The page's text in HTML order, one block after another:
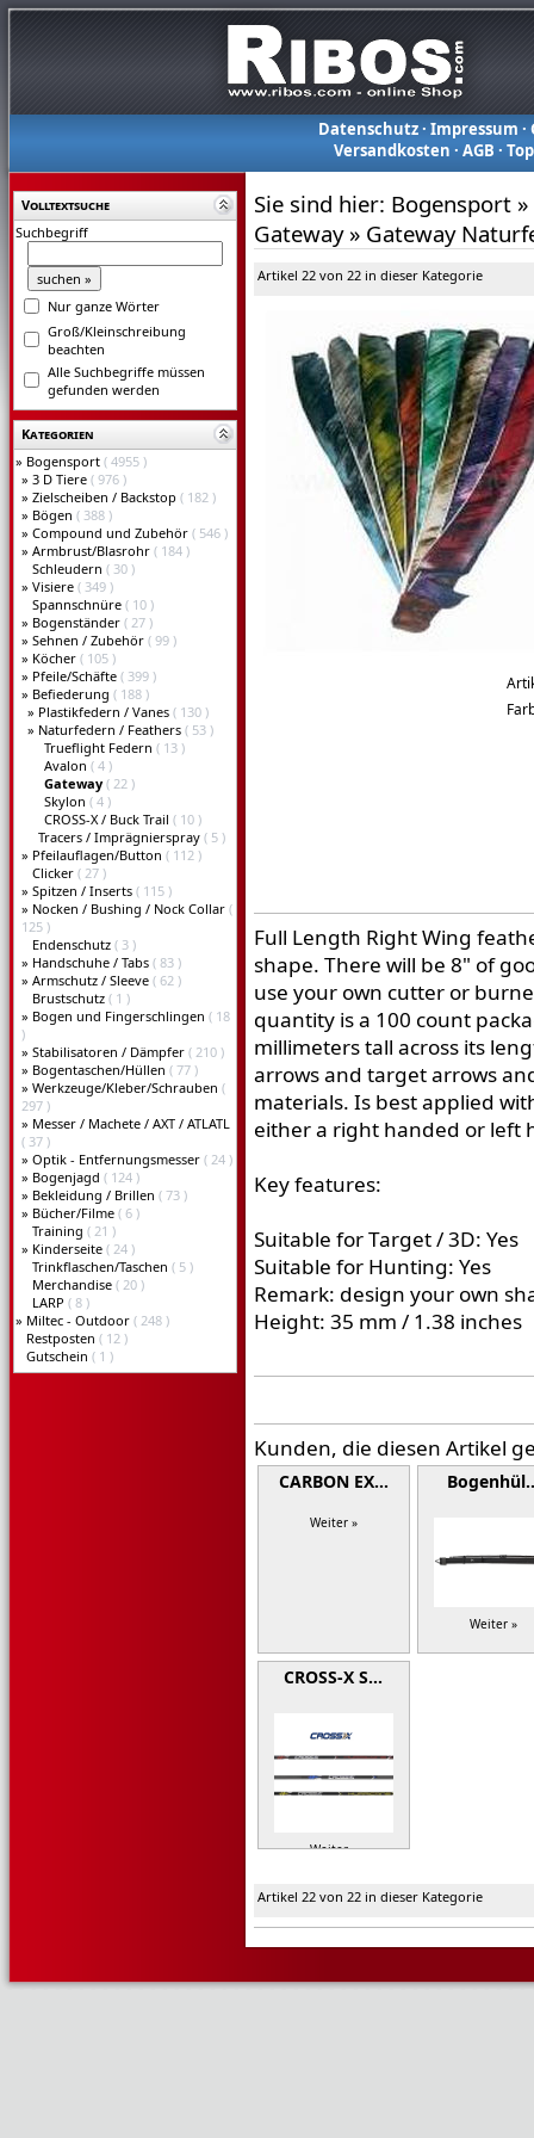
Datenschutz· Impressum ·
Versandkosten ·AGB ·
Volltextsuche
Suchbegriff
Nur ganze Wörter
Groß/Kleinschreibung
beachten
Alle Suchbegriffe müssen
gefunden werden
Kategorien
» Bogensport ( 4955 )
» 3 D Tiere ( 976 )
» Zielscheiben / Backstop ( 182 )
» Bögen ( 388 )
» Compound und Zubehör ( 546 )
» Armbrust/Blasrohr ( 184 )
Schleudern ( 30 )
» Visiere ( 349 )
Spannschnüre ( 10 )
» Bogenständer ( 27 )
» Sehnen / Zubehör ( 99 )
» Köcher ( 105 )
» Pfeile/Schäfte ( 399 )
» Befiederung ( 188 )
» Plastikfedern / Vanes ( 130 )
» Naturfedern / Feathers ( 53 )
Trueflight Federn ( 13 )
Avalon ( 4 )
Gateway ( 22 )
Skylon ( 4 )
CROSS-X / Buck Trail ( 10 )
Tracers / Imprägnierspray ( 5 )
» Pfeilauflagen/Button ( 112 )
Clicker ( 27 )
» Spitzen / Inserts ( 115 )
» Nocken / Bushing / Nock Collar (
125 )
Endenschutz ( 3 )
» Handschuhe / Tabs ( 83 )
» Armschutz / Sleeve ( 62 )
Brustschutz ( 1 )
» Bogen und Fingerschlingen ( 18
)
» Stabilisatoren / Dämpfer ( 210 )
» Bogentaschen/Hüllen ( 77 )
» Werkzeuge/Kleber/Schrauben (
297 )
» Messer / Machete / AXT / ATLATL
( 37 )
» Optik - Entfernungsmesser ( 24 )
» Bogenjagd ( 124 )
» Bekleidung / Brillen ( 73 )
» Bücher/Filme ( 6 )
Training ( 21 )
» Kinderseite ( 24 )
Trinkflaschen/Taschen ( 5 )
Merchandise ( 20 )
LARP ( 8 )
» Miltec - Outdoor ( 248 )
Restposten ( 12 )
Gutschein ( 1 )
Sie sind hier: Bogensport »
Gateway» Gateway
Artikel 22 von 22 in dieser Kategorie
Full Length Right Wing
shape. There will be 8" of
use your own cutter or
quantity is a 100 count
millimeters tall across its
arrows and target arrows
materials. Is best applied
either a right handed or left
Key features:
Suitable for Target / 3D: Yes
Suitable for Hunting: Yes
Remark: design your own
Height: 35 mm / 1.38 inches
Kunden, die diesen Artikel
CARBON EX…
Weiter »
Weiter »
CROSS-X S…
Weiter »
Artikel 22 von 22 in dieser Kategorie